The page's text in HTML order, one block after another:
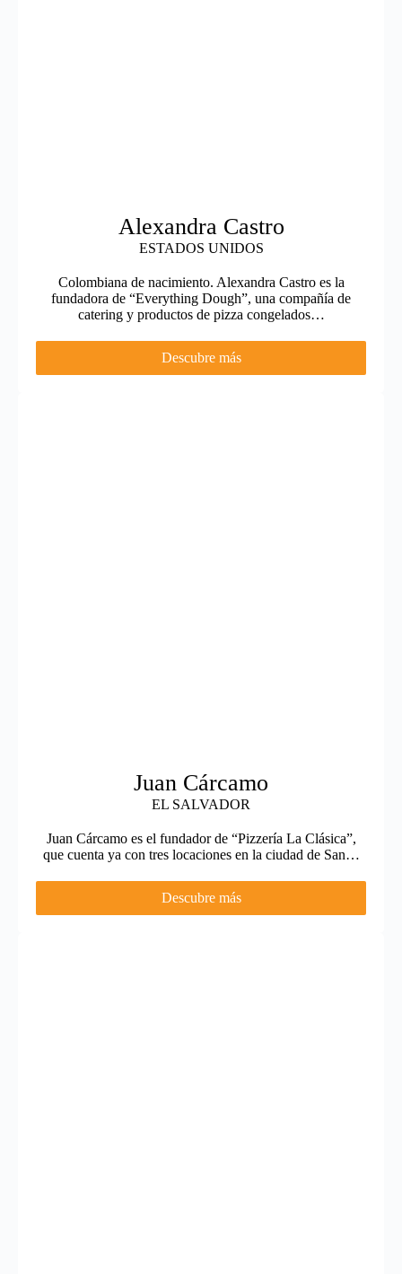
Alexandra Castro
ESTADOS UNIDOS
Colombiana de nacimiento. Alexandra Castro es la
fundadora de “Everything Dough”, una compañía de
catering y productos de pizza congelados…
Descubre más
Juan Cárcamo
EL SALVADOR
Juan Cárcamo es el fundador de “Pizzería La Clásica”,
que cuenta ya con tres locaciones en la ciudad de San…
Descubre más